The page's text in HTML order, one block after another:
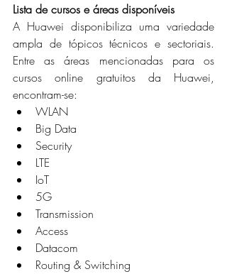
Lista de cursos e áreas disponíveis
A Huawei disponibiliza uma variedade
ampla de tópicos técnicos e sectoriais.
Entre as áreas mencionadas para os
cursos online gratuitos da Huawei,
encontram-se:
WLAN
Big Data
Security
LTE
IoT
5G
Transmission
Access
Datacom
Routing & Switching